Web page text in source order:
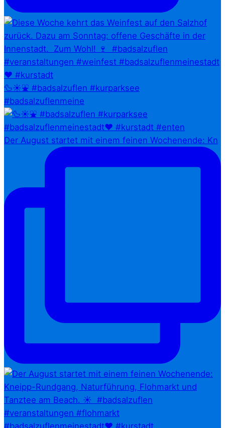
🦆☀️⛲ #badsalzuflen #kurparksee
#badsalzuflenmeine
Der August startet mit einem feinen Wochenende: Kn